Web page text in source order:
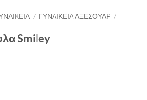
/ ΓΥΝΑΙΚΕΙΑ ΑΞΕΣΟΥΑΡ /
Smiley